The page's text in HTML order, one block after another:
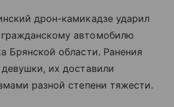
дрон-камикадзе ударил
автомобилю
Брянской области. Ранения
их доставили
разной степени тяжести.